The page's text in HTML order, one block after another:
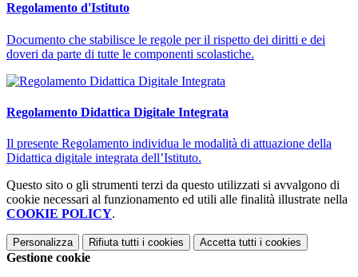
Regolamento d'Istituto
Documento che stabilisce le regole per il rispetto dei diritti e dei
doveri da parte di tutte le componenti scolastiche.
Regolamento Didattica Digitale Integrata
Il presente Regolamento individua le modalità di attuazione della
Didattica digitale integrata dell’Istituto.
Questo sito o gli strumenti terzi da questo utilizzati si avvalgono di
cookie necessari al funzionamento ed utili alle finalità illustrate nella
COOKIE POLICY.
Personalizza Rifiuta tutti i cookies Accetta tutti i cookies
Gestione cookie